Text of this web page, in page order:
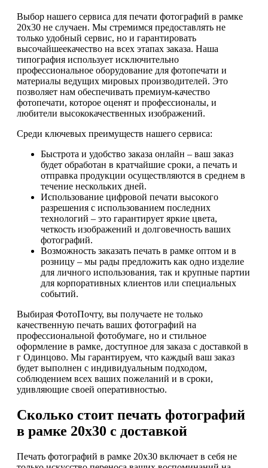
Выбор нашего сервиса для печати фотографий в рамке
20х30 не случаен. Мы стремимся предоставлять не
только удобный сервис, но и гарантировать
высочайшеекачество на всех этапах заказа. Наша
типография использует исключительно
профессиональное оборудование для фотопечати и
материалы ведущих мировых производителей. Это
позволяет нам обеспечивать премиум-качество
фотопечати, которое оценят и профессионалы, и
любители высококачественных изображений.
Среди ключевых преимуществ нашего сервиса:
Быстрота и удобство заказа онлайн – ваш заказ
будет обработан в кратчайшие сроки, а печать и
отправка продукции осуществляются в среднем в
течение нескольких дней.
Использование цифровой печати высокого
разрешения с использованием последних
технологий – это гарантирует яркие цвета,
четкость изображений и долговечность ваших
фотографий.
Возможность заказать печать в рамке оптом и в
розницу – мы рады предложить как одно изделие
для личного использования, так и крупные партии
для корпоративных клиентов или специальных
событий.
Выбирая ФотоПочту, вы получаете не только
качественную печать ваших фотографий на
профессиональной фотобумаге, но и стильное
оформление в рамке, доступное для заказа с доставкой в
г Одинцово. Мы гарантируем, что каждый ваш заказ
будет выполнен с индивидуальным подходом,
соблюдением всех ваших пожеланий и в сроки,
удивляющие своей оперативностью.
Сколько стоит печать фотографий
в рамке 20х30 с доставкой
Печать фотографий в рамке 20х30 включает в себя не